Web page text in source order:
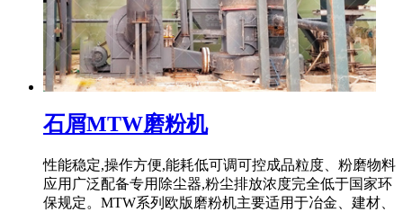
石屑MTW磨粉机
性能稳定,操作方便,能耗低可调可控成品粒度、粉磨物料
应用广泛配备专用除尘器,粉尘排放浓度完全低于国家环
保规定。MTW系列欧版磨粉机主要适用于冶金、建材、